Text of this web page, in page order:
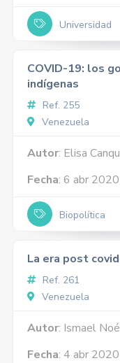
Universidad
COVID-19: los
indígenas
Ref. 255
Venezuela
Autor: Elisa
Fecha: 6 abr 2020
Biopolítica
La era post
Ref. 261
Venezuela
Autor: Ismael Noé
Fecha: 4 abr 2020